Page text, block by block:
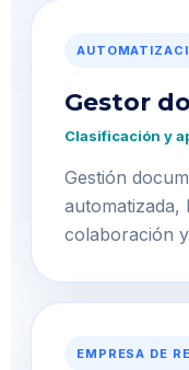
Gestor
Clasificación y
Gestión
automatizada,
colaboración
EMPRESA DE